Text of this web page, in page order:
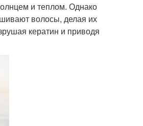
и теплом. Однако
волосы, делая их
кератин и приводя